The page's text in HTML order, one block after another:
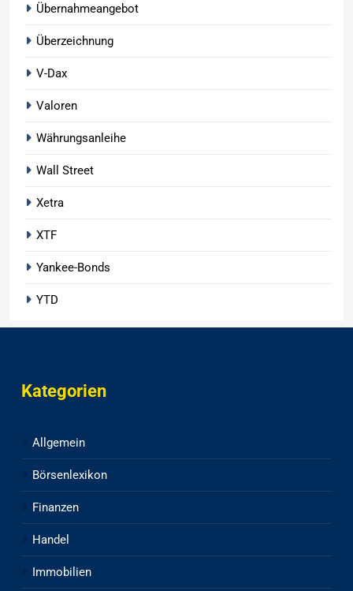
Übernahmeangebot
Überzeichnung
V-Dax
Valoren
Währungsanleihe
Wall Street
Xetra
XTF
Yankee-Bonds
YTD
Kategorien
Allgemein
Börsenlexikon
Finanzen
Handel
Immobilien